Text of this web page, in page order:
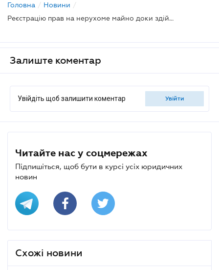
Головна / Новини /
Реєстрацію прав на нерухоме майно доки здійснюватиме БТИ
Залиште коментар
Увійдіть щоб залишити коментар увійти
Читайте нас у соцмережах
Підпишіться, щоб бути в курсі усіх юридичних
новин
Схожі новини